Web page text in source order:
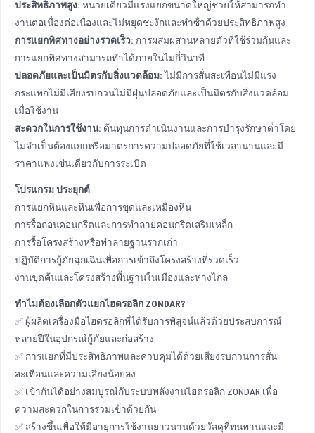
ประสิทธิภาพสูง: หน่วยเดียวมีแรงแยกขนาดใหญ่ช่วยให้สามารถทํา
งานต่อเนื่องต่อเนื่องและไม่หยุดชะงักและทําซ้ําด้วยประสิทธิภาพสูง
การแยกทิศทางอย่างรวดเร็ว: การผสมผสานหลายตัวที่ใช้ร่วมกันและ
การแยกทิศทางสามารถทําได้ภายในไม่กี่วินาที
ปลอดภัยและเป็นมิตรกับสิ่งแวดล้อม:ไม่มีการสั่นสะเทือนไม่มีแรง
กระแทกไม่มีเสียงรบกวนไม่มีฝุ่นปลอดภัยและเป็นมิตรกับสิ่งแวดล้อม
เมื่อใช้งาน
สะดวกในการใช้งาน: ต้นทุนการดําเนินงานและการบํารุงรักษาต่ําโดย
ไม่จําเป็นต้องแยกหรือมาตรการความปลอดภัยที่ใช้เวลานานและมี
ราคาแพงเช่นเดียวกับการระเบิด
โปรแกรม ประยุกต์
การแยกหินและหินเพื่อการขุดและเหมืองหิน
การรื้อถอนคอนกรีตและการทําลายคอนกรีตเสริมเหล็ก
การรื้อโครงสร้างหรือทําลายฐานรากเก่า
ปฏิบัติการกู้ภัยฉุกเฉินเพื่อการเข้าถึงโครงสร้างที่รวดเร็ว
งานขุดค้นและโครงสร้างพื้นฐานในเมืองและห่างไกล
ทําไมต้องเลือกตัวแยกไฮดรอลิก ZONDAR?
✅ ผู้ผลิตเครื่องมือไฮดรอลิกที่ได้รับการพิสูจน์แล้วด้วยประสบการณ์
หลายปีในอุปกรณ์กู้ภัยและก่อสร้าง
✅ การแยกที่มีประสิทธิภาพและควบคุมได้ด้วยเสียงรบกวนการสั่น
สะเทือนและความเสี่ยงน้อยลง
✅ เข้ากันได้อย่างสมบูรณ์กับระบบพลังงานไฮดรอลิก ZONDAR เพื่อ
ความสะดวกในการรวมเข้าด้วยกัน
✅ สร้างขึ้นเพื่อให้มีอายุการใช้งานยาวนานด้วยวัสดุที่ทนทานและมี